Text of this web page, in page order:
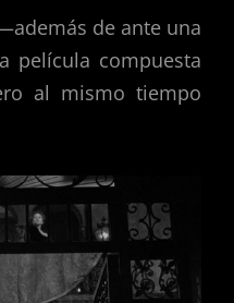
de ante una
película compuesta
al mismo tiempo